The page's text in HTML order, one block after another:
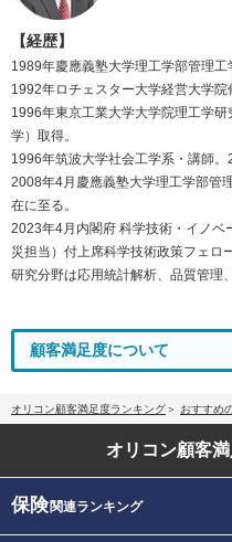
【経歴】
1989年慶應義塾大学理工学部管理工
1992年ロチェスター大学経営大学院
1996年東京工業大学大学院理工学
学）取得。
1996年筑波大学社会工学系・講師。
2008年4月慶應義塾大学理工学部管
在に至る。
2023年4月内閣府 科学技術・イノベ
災担当）付上席科学技術政策フェロ
研究分野は応用統計解析、品質管理
顧客満足度について
オリコン顧客満足度ランキング おすすめ
オリコン顧客
保険関連ランキング